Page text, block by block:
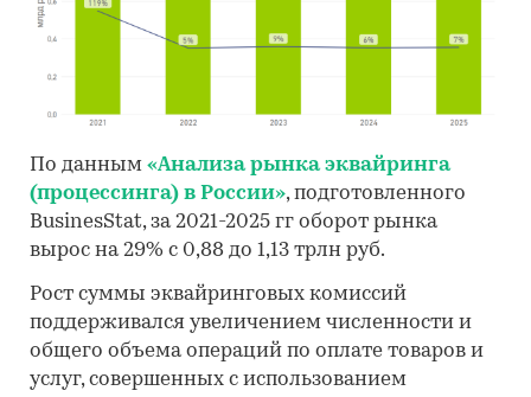
По данным «Анализа рынка эквайринга
(процессинга) в России», подготовленного
BusinesStat, за 2021-2025 гг оборот рынка
вырос на 29% с 0,88 до 1,13 трлн руб.
Рост суммы эквайринговых комиссий
поддерживался увеличением численности и
общего объема операций по оплате товаров и
услуг, совершенных с использованием